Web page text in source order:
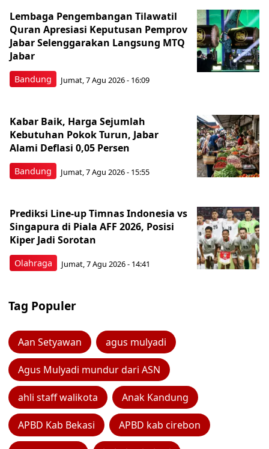
Bandung
Lembaga Pengembangan Tilawatil
Quran Apresiasi Keputusan Pemprov
Jabar Selenggarakan Langsung MTQ
Jabar
Jumat, 7 Agu 2026 - 16:09
Bandung
Kabar Baik, Harga Sejumlah
Kebutuhan Pokok Turun, Jabar
Alami Deflasi 0,05 Persen
Jumat, 7 Agu 2026 - 15:55
Olahraga
Prediksi Line-up Timnas Indonesia vs
Singapura di Piala AFF 2026, Posisi
Kiper Jadi Sorotan
Jumat, 7 Agu 2026 - 14:41
Tag Populer
Aan Setyawan agus mulyadi
Agus Mulyadi mundur dari ASN
ahli staff walikota Anak Kandung
APBD Kab Bekasi APBD kab cirebon